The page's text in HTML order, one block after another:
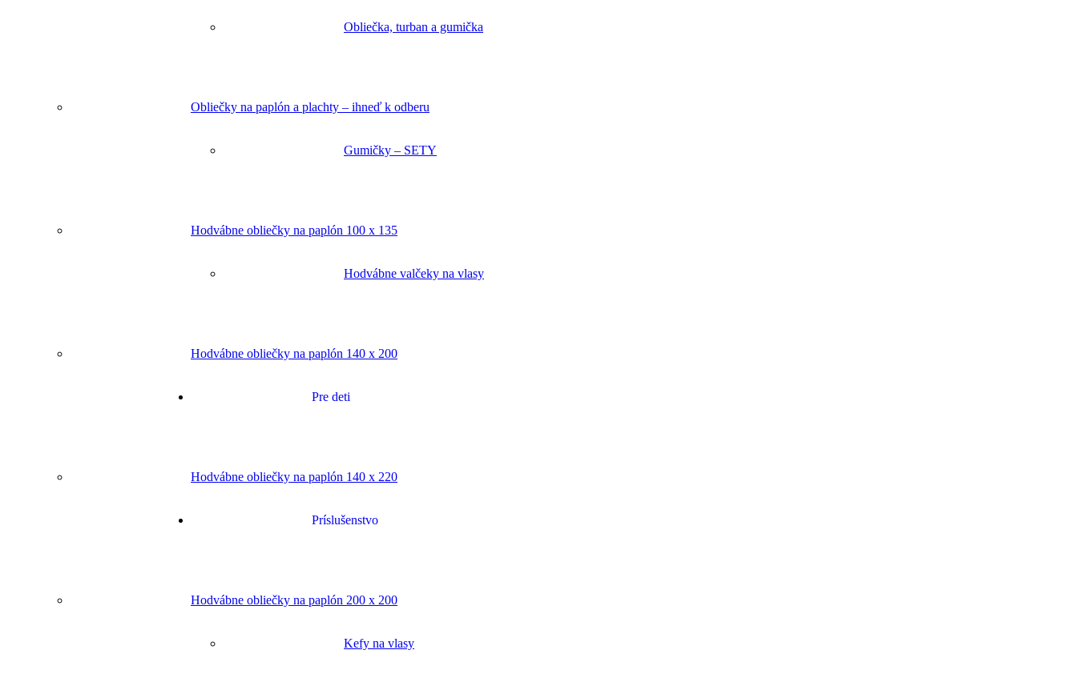
Obliečka, turban a gumička
Gumičky – SETY
Hodvábne valčeky na vlasy
Pre deti
Príslušenstvo
Kefy na vlasy
Obliečky na paplón a plachty – ihneď k odberu
Hodvábne obliečky na paplón 100 x 135
Hodvábne obliečky na paplón 140 x 200
Hodvábne obliečky na paplón 140 x 220
Hodvábne obliečky na paplón 200 x 200